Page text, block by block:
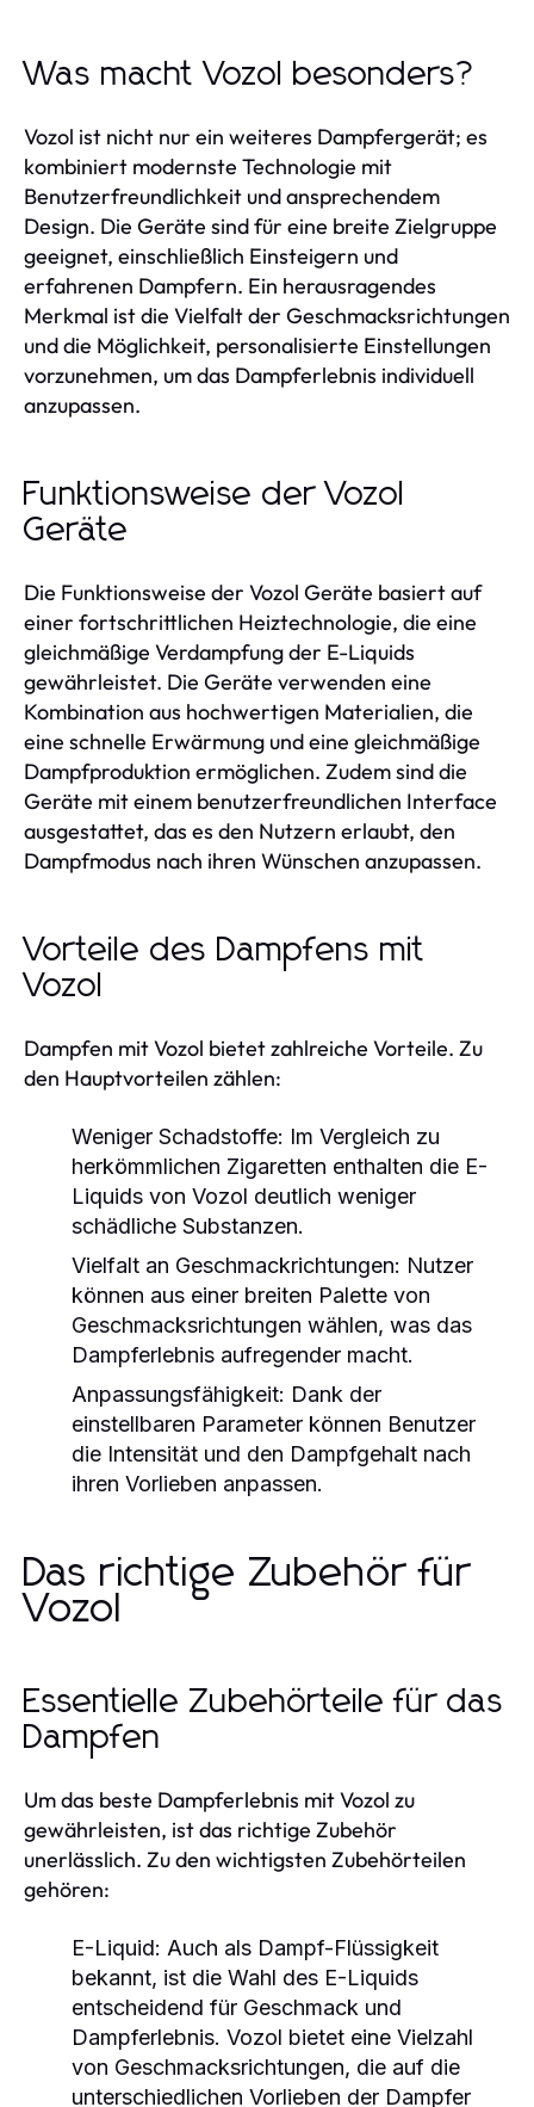
Was macht Vozol besonders?
Vozol ist nicht nur ein weiteres Dampfergerät; es
kombiniert modernste Technologie mit
Benutzerfreundlichkeit und ansprechendem
Design. Die Geräte sind für eine breite Zielgruppe
geeignet, einschließlich Einsteigern und
erfahrenen Dampfern. Ein herausragendes
Merkmal ist die Vielfalt der Geschmacksrichtungen
und die Möglichkeit, personalisierte Einstellungen
vorzunehmen, um das Dampferlebnis individuell
anzupassen.
Funktionsweise der Vozol
Geräte
Die Funktionsweise der Vozol Geräte basiert auf
einer fortschrittlichen Heiztechnologie, die eine
gleichmäßige Verdampfung der E-Liquids
gewährleistet. Die Geräte verwenden eine
Kombination aus hochwertigen Materialien, die
eine schnelle Erwärmung und eine gleichmäßige
Dampfproduktion ermöglichen. Zudem sind die
Geräte mit einem benutzerfreundlichen Interface
ausgestattet, das es den Nutzern erlaubt, den
Dampfmodus nach ihren Wünschen anzupassen.
Vorteile des Dampfens mit
Vozol
Dampfen mit Vozol bietet zahlreiche Vorteile. Zu
den Hauptvorteilen zählen:
Weniger Schadstoffe: Im Vergleich zu
herkömmlichen Zigaretten enthalten die E-
Liquids von Vozol deutlich weniger
schädliche Substanzen.
Vielfalt an Geschmackrichtungen: Nutzer
können aus einer breiten Palette von
Geschmacksrichtungen wählen, was das
Dampferlebnis aufregender macht.
Anpassungsfähigkeit: Dank der
einstellbaren Parameter können Benutzer
die Intensität und den Dampfgehalt nach
ihren Vorlieben anpassen.
Das richtige Zubehör für
Vozol
Essentielle Zubehörteile für das
Dampfen
Um das beste Dampferlebnis mit Vozol zu
gewährleisten, ist das richtige Zubehör
unerlässlich. Zu den wichtigsten Zubehörteilen
gehören:
E-Liquid: Auch als Dampf-Flüssigkeit
bekannt, ist die Wahl des E-Liquids
entscheidend für Geschmack und
Dampferlebnis. Vozol bietet eine Vielzahl
von Geschmacksrichtungen, die auf die
unterschiedlichen Vorlieben der Dampfer